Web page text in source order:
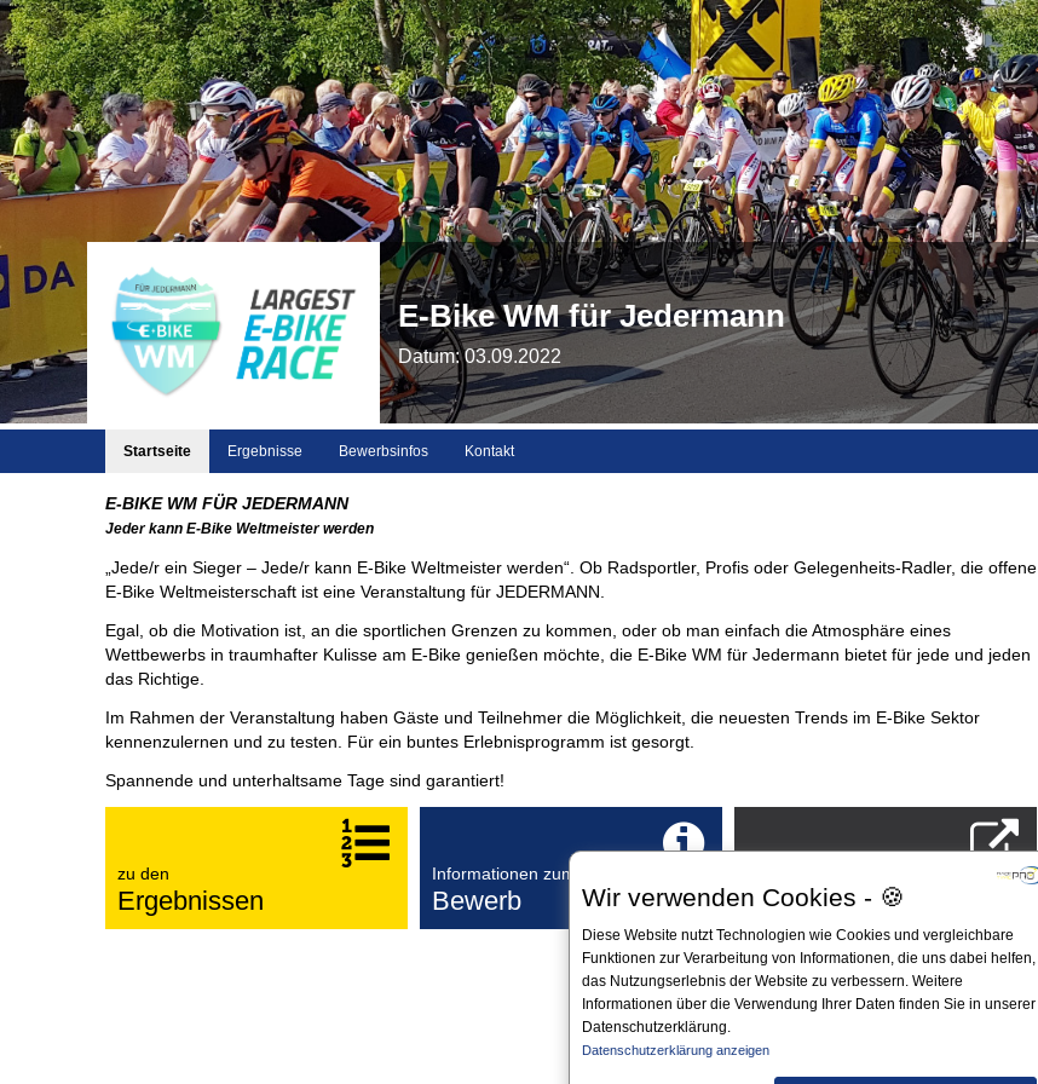
Wir verwenden Cookies - 🍪
Diese Website nutzt Technologien wie Cookies und vergleichbare
Funktionen zur Verarbeitung von Informationen, die uns dabei helfen,
das Nutzungserlebnis der Website zu verbessern. Weitere
Informationen über die Verwendung Ihrer Daten finden Sie in unserer
Datenschutzerklärung.
Datenschutzerklärung anzeigen
E-Bike WM für Jedermann
Datum: 03.09.2022
Startseite Ergebnisse Bewerbsinfos Kontakt
E-BIKE WM FÜR JEDERMANN
Jeder kann E-Bike Weltmeister werden
„Jede/r ein Sieger – Jede/r kann E-Bike Weltmeister werden“. Ob Radsportler, Profis oder Gelegenheits-Radler, die offene
E-Bike Weltmeisterschaft ist eine Veranstaltung für JEDERMANN.
Egal, ob die Motivation ist, an die sportlichen Grenzen zu kommen, oder ob man einfach die Atmosphäre eines
Wettbewerbs in traumhafter Kulisse am E-Bike genießen möchte, die E-Bike WM für Jedermann bietet für jede und jeden
das Richtige.
Im Rahmen der Veranstaltung haben Gäste und Teilnehmer die Möglichkeit, die neuesten Trends im E-Bike Sektor
kennenzulernen und zu testen. Für ein buntes Erlebnisprogramm ist gesorgt.
Spannende und unterhaltsame Tage sind garantiert!
zu den
Ergebnissen
Informationen zum
Bewerb der Veranstaltung